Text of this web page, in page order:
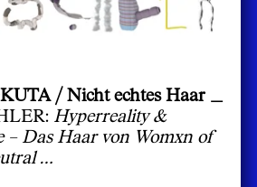
/ Nicht echtes Haar _
Hyperreality &
Das Haar von Womxn of
…